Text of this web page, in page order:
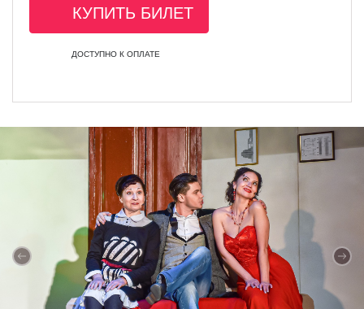
КУПИТЬ БИЛЕТ
ДОСТУПНО К ОПЛАТЕ